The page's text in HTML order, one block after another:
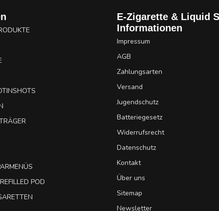
POD
E-Zigarette & Liquid
Informationen
Impressum
AGB
Zahlungsarten
Versand
Jugendschutz
Batteriegesetz
Widerrufsrecht
Datenschutz
Kontakt
Über uns
Sitemap
Newsletter